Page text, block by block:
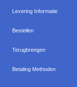
Levering Informatie
Bestellen
Terugbrengen
Betaling Methoden